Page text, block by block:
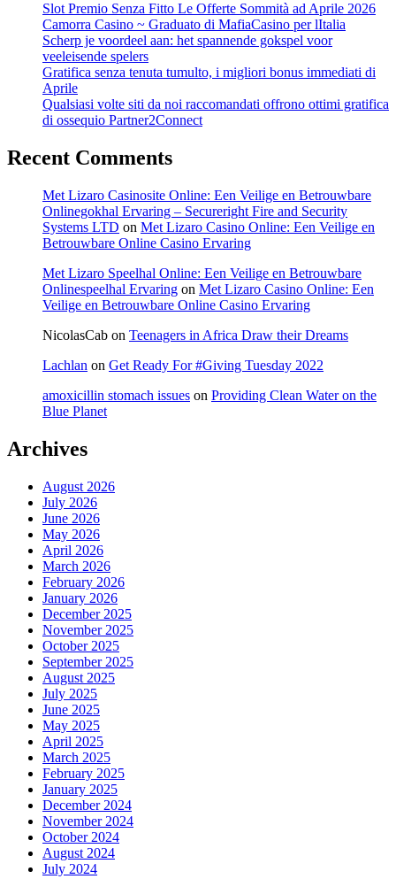
Slot Premio Senza Fitto Le Offerte Sommità ad Aprile 2026
Camorra Casino ~ Graduato di MafiaCasino per lItalia
Scherp je voordeel aan: het spannende gokspel voor
veeleisende spelers
Gratifica senza tenuta tumulto, i migliori bonus immediati di
Aprile
Qualsiasi volte siti da noi raccomandati offrono ottimi gratifica
di ossequio Partner2Connect
Recent Comments
Met Lizaro Casinosite Online: Een Veilige en Betrouwbare
Onlinegokhal Ervaring – Secureright Fire and Security
Systems LTD on Met Lizaro Casino Online: Een Veilige en
Betrouwbare Online Casino Ervaring
Met Lizaro Speelhal Online: Een Veilige en Betrouwbare
Onlinespeelhal Ervaring on Met Lizaro Casino Online: Een
Veilige en Betrouwbare Online Casino Ervaring
NicolasCab on Teenagers in Africa Draw their Dreams
Lachlan on Get Ready For #Giving Tuesday 2022
amoxicillin stomach issues on Providing Clean Water on the
Blue Planet
Archives
August 2026
July 2026
June 2026
May 2026
April 2026
March 2026
February 2026
January 2026
December 2025
November 2025
October 2025
September 2025
August 2025
July 2025
June 2025
May 2025
April 2025
March 2025
February 2025
January 2025
December 2024
November 2024
October 2024
August 2024
July 2024